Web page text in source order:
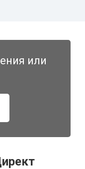
или